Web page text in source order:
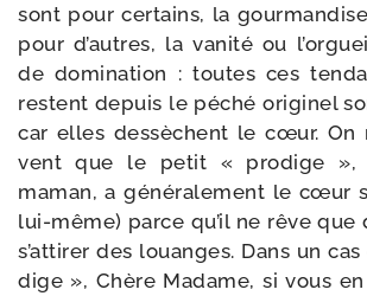
sont pour cer­tains, la
pour d’autres, la vani­té ou
de domi­na­tion : toutes ces
res­tent depuis le péché ori­gi­nel
car elles des­sèchent le cœur.
vent que le petit « pro­dige »,
maman, a géné­ra­le­ment le cœur
lui-​même) parce qu’il ne rêve
s’at­ti­rer des louanges. Dans un
dige », Chère Madame, si vous